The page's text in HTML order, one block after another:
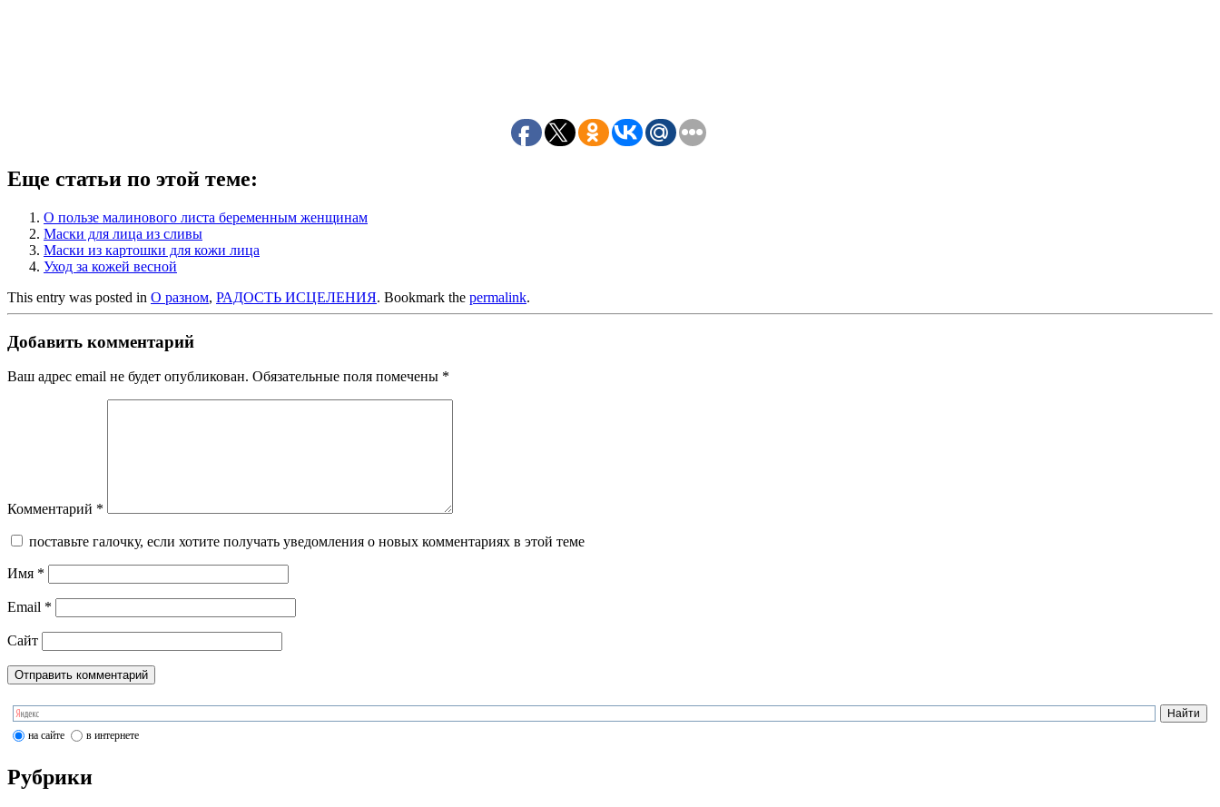
Еще статьи по этой теме:
О пользе малинового листа беременным женщинам
Маски для лица из сливы
Маски из картошки для кожи лица
Уход за кожей весной
This entry was posted in О разном, РАДОСТЬ ИСЦЕЛЕНИЯ. Bookmark the permalink.
Добавить комментарий
Ваш адрес email не будет опубликован. Обязательные поля помечены *
Комментарий *
поставьте галочку, если хотите получать уведомления о новых комментариях в этой теме
Имя *
Email *
Сайт
на сайте в интернете
Рубрики